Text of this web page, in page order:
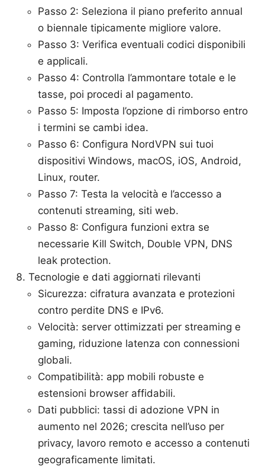
Passo 2: Seleziona il piano preferito annual
o biennale tipicamente migliore valore.
Passo 3: Verifica eventuali codici disponibili
e applicali.
Passo 4: Controlla l’ammontare totale e le
tasse, poi procedi al pagamento.
Passo 5: Imposta l’opzione di rimborso entro
i termini se cambi idea.
Passo 6: Configura NordVPN sui tuoi
dispositivi Windows, macOS, iOS, Android,
Linux, router.
Passo 7: Testa la velocità e l’accesso a
contenuti streaming, siti web.
Passo 8: Configura funzioni extra se
necessarie Kill Switch, Double VPN, DNS
leak protection.
Tecnologie e dati aggiornati rilevanti
Sicurezza: cifratura avanzata e protezioni
contro perdite DNS e IPv6.
Velocità: server ottimizzati per streaming e
gaming, riduzione latenza con connessioni
globali.
Compatibilità: app mobili robuste e
estensioni browser affidabili.
Dati pubblici: tassi di adozione VPN in
aumento nel 2026; crescita nell’uso per
privacy, lavoro remoto e accesso a contenuti
geograficamente limitati.